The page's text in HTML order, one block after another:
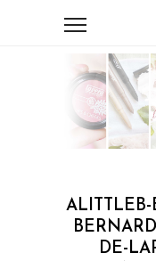
ALITTLEB-
DE-